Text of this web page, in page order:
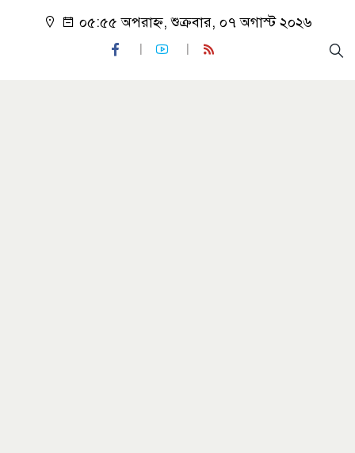
০৫:৫৫ অপরাহ্ন, শুক্রবার, ০৭ অগাস্ট ২০২৬